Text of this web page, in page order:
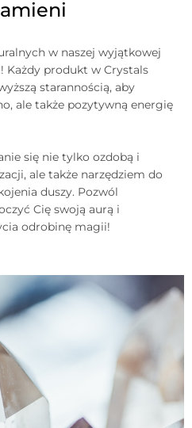
w naszej wyjątkowej
Każdy produkt w Crystals
starannością, aby
ale także pozytywną energię
się nie tylko ozdobą i
ale także narzędziem do
duszy. Pozwól
Cię swoją aurą i
odrobinę magii!